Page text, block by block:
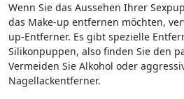
Wenn Sie das Aussehen Ihrer
das Make-up entfernen möchten,
up-Entferner. Es gibt spezielle
Silikonpuppen, also finden Sie den
Vermeiden Sie Alkohol oder
Nagellackentferner.